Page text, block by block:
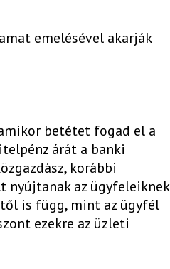
emelésével akarják
betétet fogad el a
árát a banki
korábbi
nyújtanak az ügyfeleiknek
is függ, mint az ügyfél
ezekre az üzleti